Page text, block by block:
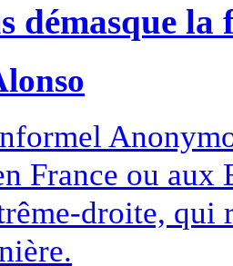
démasque la
France ou
droite, qui